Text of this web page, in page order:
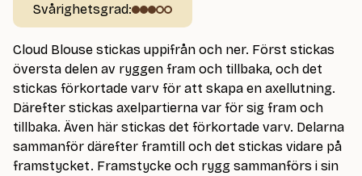
Svårighetsgrad:
Cloud Blouse stickas uppifrån och ner. Först stickas
översta delen av ryggen fram och tillbaka, och det
stickas förkortade varv för att skapa en axellutning.
Därefter stickas axelpartierna var för sig fram och
tillbaka. Även här stickas det förkortade varv. Delarna
sammanför därefter framtill och det stickas vidare på
framstycket. Framstycke och rygg sammanförs i sin